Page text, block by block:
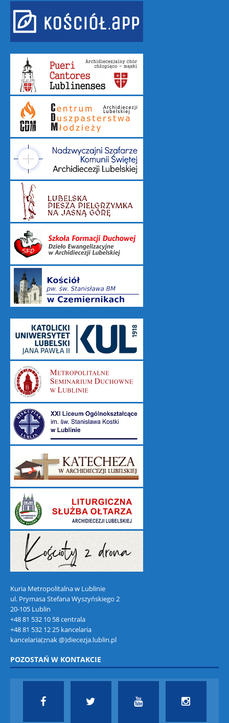
Kuria Metropolitalna w Lublinie
ul. Prymasa Stefana Wyszyńskiego 2
20-105 Lublin
+48 81 532 10 58 centrala
+48 81 532 12 25 kancelaria
kancelaria(znak @)diecezja.lublin.pl
POZOSTAŃ W KONTAKCIE